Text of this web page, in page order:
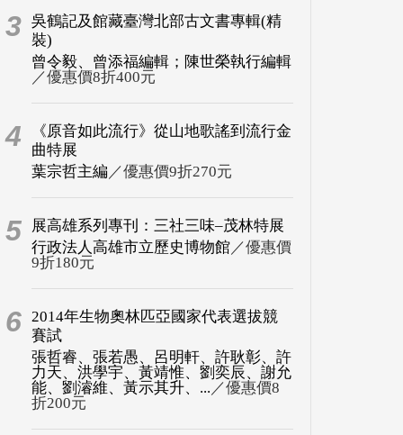
3 吳鶴記及館藏臺灣北部古文書專輯(精
裝)
曾令毅、曾添福編輯；陳世榮執行編輯
／優惠價8折400元
4
《原音如此流行》從山地歌謠到流行金
曲特展
葉宗哲主編 ／優惠價9折270元
5
展高雄系列專刊：三社三味–茂林特展
行政法人高雄市立歷史博物館／優惠價
9折180元
6 2014年生物奧林匹亞國家代表選拔競
賽試
張哲睿、張若愚、呂明軒、許耿彰、許
力天、洪學宇、黃靖惟、劉奕辰、謝允
能、劉濬維、黃示其升、... ／優惠價8
折200元